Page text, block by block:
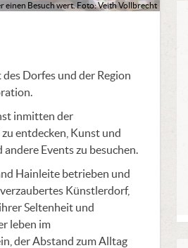
einen Besuch wert. Foto: Veith Vollbrecht
Dorfes und der Region
inmitten der
entdecken, Kunst und
Events zu besuchen.
Hainleite betrieben und
Künstlerdorf,
Seltenheit und
leben im
der Abstand zum Alltag